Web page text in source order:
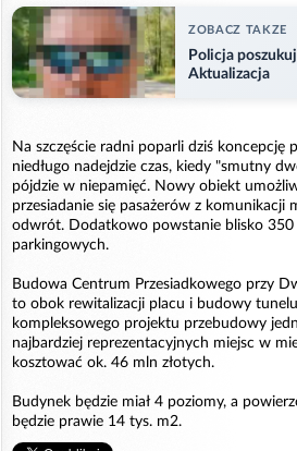
ZOBACZ TAKZE
Policja
Aktualizacja
Na szczęście radni poparli dziś koncepcję
niedługo nadejdzie czas, kiedy "smutny
pójdzie w niepamięć. Nowy obiekt
przesiadanie się pasażerów z komunikacji
odwrót. Dodatkowo powstanie blisko 350
parkingowych.
Budowa Centrum Przesiadkowego przy
to obok rewitalizacji placu i budowy
kompleksowego projektu przebudowy
najbardziej reprezentacyjnych miejsc w
kosztować ok. 46 mln złotych.
Budynek będzie miał 4 poziomy, a
będzie prawie 14 tys. m2.